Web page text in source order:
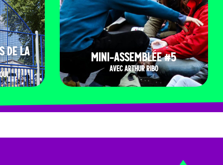
DE LA MINI-ASSEMBLÉE #5
AVEC ARTHUR RIBO